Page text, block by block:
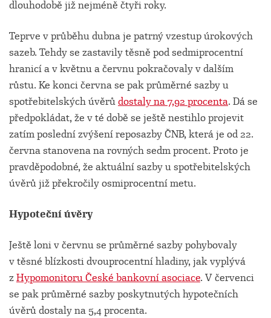
dlouhodobě již nejméně čtyři roky.
Teprve v průběhu dubna je patrný vzestup úrokových
sazeb. Tehdy se zastavily těsně pod sedmiprocentní
hranicí a v květnu a červnu pokračovaly v dalším
růstu. Ke konci června se pak průměrné sazby u
spotřebitelských úvěrůdostaly na 7,92 procenta. Dá se
předpokládat, že v té době se ještě nestihlo projevit
zatím poslední zvýšení reposazby ČNB, která je od 22.
června stanovena na rovných sedm procent. Proto je
pravděpodobné, že aktuální sazby u spotřebitelských
úvěrů již překročily osmiprocentní metu.
Hypoteční úvěry
Ještě loni v červnu se průměrné sazby pohybovaly
v těsné blízkosti dvouprocentní hladiny, jak vyplývá
zHypomonitoru České bankovní asociace. V červenci
se pak průměrné sazby poskytnutých hypotečních
úvěrů dostaly na 5,4 procenta.